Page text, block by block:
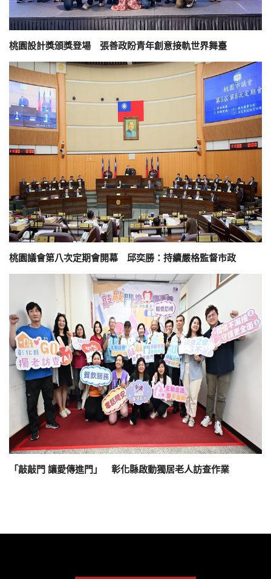
桃園設計獎頒獎登場 張善政盼青年創意接軌世界舞臺
桃園議會第八次定期會開幕 邱奕勝：持續嚴格監督市政
「敲敲門 讓愛傳進門」 彰化縣啟動獨居老人訪查作業